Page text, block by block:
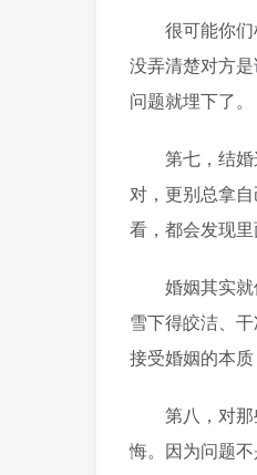
很可能你们
没弄清楚对方
问题就埋下了。
第七，结婚
对，更别总拿
看，都会发现
婚姻其实就
雪下得皎洁、
接受婚姻的本
第八，对那
悔。因为问题